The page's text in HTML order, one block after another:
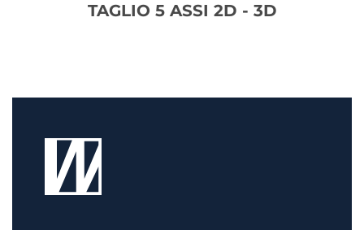
TAGLIO 5 ASSI 2D - 3D